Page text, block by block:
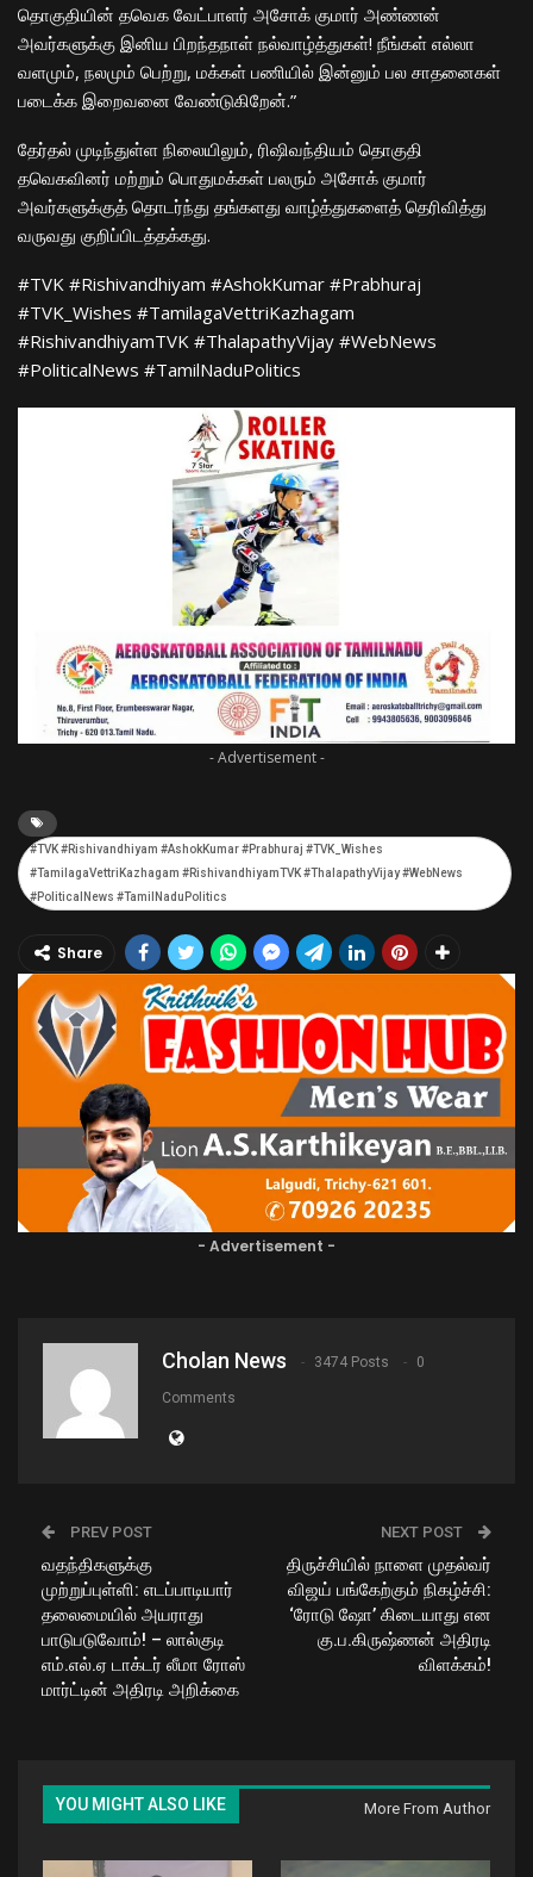
தொகுதியின் தவெக வேட்பாளர் அசோக் குமார் அண்ணன்
அவர்களுக்கு இனிய பிறந்தநாள் நல்வாழ்த்துகள்! நீங்கள் எல்லா
வளமும், நலமும் பெற்று, மக்கள் பணியில் இன்னும் பல சாதனைகள்
படைக்க இறைவனை வேண்டுகிறேன்.”
​தேர்தல் முடிந்துள்ள நிலையிலும், ரிஷிவந்தியம் தொகுதி
தவெகவினர் மற்றும் பொதுமக்கள் பலரும் அசோக் குமார்
அவர்களுக்குத் தொடர்ந்து தங்களது வாழ்த்துகளைத் தெரிவித்து
வருவது குறிப்பிடத்தக்கது.
​#TVK #Rishivandhiyam #AshokKumar #Prabhuraj
#TVK_Wishes #TamilagaVettriKazhagam
#RishivandhiyamTVK #ThalapathyVijay #WebNews
#PoliticalNews #TamilNaduPolitics
- Advertisement -
​#TVK #Rishivandhiyam #AshokKumar #Prabhuraj #TVK_Wishes
#TamilagaVettriKazhagam #RishivandhiyamTVK #ThalapathyVijay #WebNews
#PoliticalNews #TamilNaduPolitics
Share
- Advertisement -
Cholan News 3474 Posts 0
Comments
PREV POST
வதந்திகளுக்கு
முற்றுப்புள்ளி: எடப்பாடியார்
தலைமையில் அயராது
பாடுபடுவோம்! – லால்குடி
எம்.எல்.ஏ டாக்டர் லீமா ரோஸ்
மார்ட்டின் அதிரடி அறிக்கை
NEXT POST
திருச்சியில் நாளை முதல்வர்
விஜய் பங்கேற்கும் நிகழ்ச்சி:
‘ரோடு ஷோ’ கிடையாது என
கு.ப.கிருஷ்ணன் அதிரடி
விளக்கம்!
YOU MIGHT ALSO LIKE More From Author